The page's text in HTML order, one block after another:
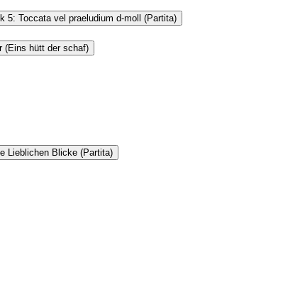
5: Toccata vel praeludium d-moll (Partita)
(Eins hütt der schaf)
Lieblichen Blicke (Partita)